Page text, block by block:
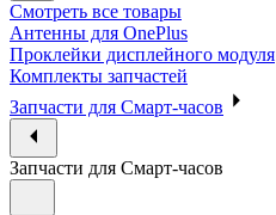
Смотреть все товары
Антенны для OnePlus
Проклейки дисплейного модуля
Комплекты запчастей
Запчасти для Смарт-часов
Запчасти для Смарт-часов